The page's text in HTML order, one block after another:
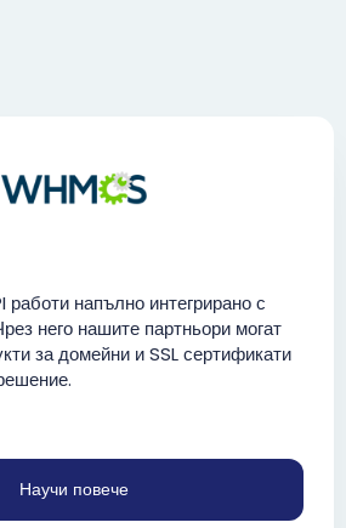
напълно интегрирано с
него нашите партньори могат
за домейни и SSL сертификати
Научи повече